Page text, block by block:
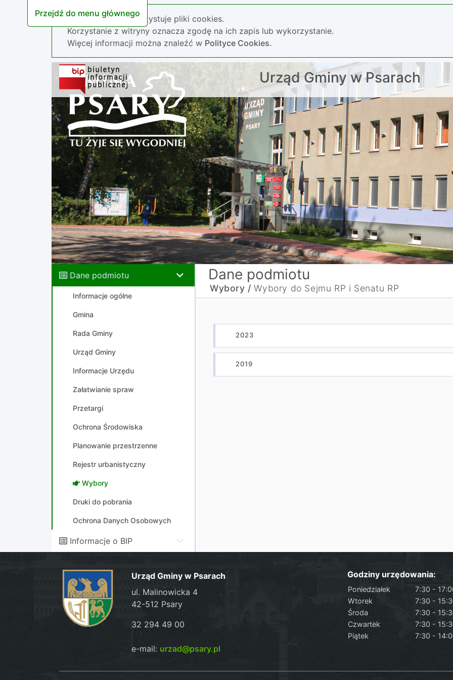
Przejdź do menu głównego
Nasza strona wykorzystuje pliki cookies.
Korzystanie z witryny oznacza zgodę na ich zapis lub wykorzystanie.
Więcej informacji można znaleźć w Polityce Cookies.
Urząd Gminy w Psarach
Dane podmiotu
Informacje ogólne
Gmina
Rada Gminy
Urząd Gminy
Informacje Urzędu
Załatwianie spraw
Przetargi
Ochrona Środowiska
Planowanie przestrzenne
Rejestr urbanistyczny
Wybory
Druki do pobrania
Ochrona Danych Osobowych
Informacje o BIP
Dane podmiotu
Wybory / Wybory do Sejmu RP i Senatu RP
2023
2019
Urząd Gminy w Psarach
ul. Malinowicka 4
42-512 Psary
32 294 49 00
e-mail: urzad@psary.pl
Godziny urzędowania:
Poniedziałek
7:30 -
Wtorek
7:30 -
Środa
7:30 -
Czwartek
7:30 -
Piątek
7:30 -